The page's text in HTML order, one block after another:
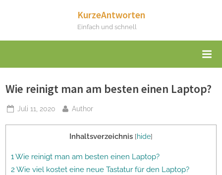
KurzeAntworten
Einfach und schnell
Wie reinigt man am besten einen Laptop?
Posted
Juli 11, 2020 By
Author
Inhaltsverzeichnis [hide]
1 Wie reinigt man am besten einen Laptop?
2 Wie viel kostet eine neue Tastatur für den Laptop?